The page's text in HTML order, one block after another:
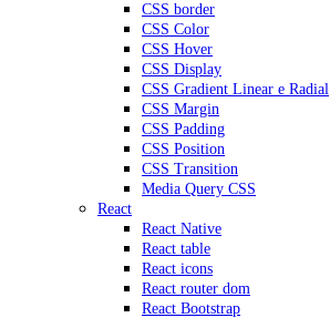
CSS border
CSS Color
CSS Hover
CSS Display
CSS Gradient Linear e Radial
CSS Margin
CSS Padding
CSS Position
CSS Transition
Media Query CSS
React
React Native
React table
React icons
React router dom
React Bootstrap